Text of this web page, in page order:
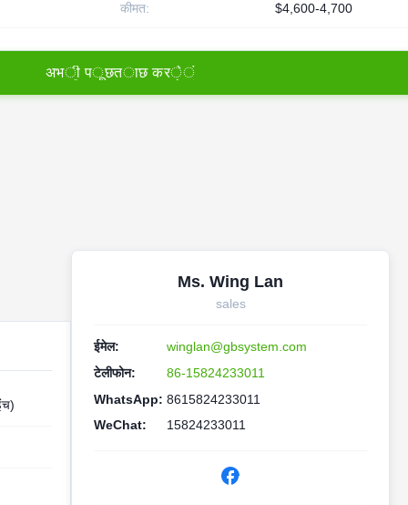
कीमत: $4,600-4,700
अभी पूछताछ करें
Ms. Wing Lan
sales
ईमेल:
winglan@gbsystem.com
टेलीफोन:
86-15824233011
WhatsApp: 8615824233011
WeChat:
15824233011